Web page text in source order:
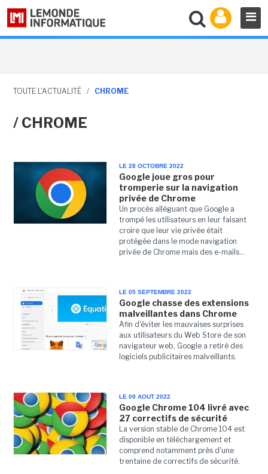
TOUTE L'ACTUALITÉ / CHROME
/ CHROME
LE 28 OCTOBRE 2022
Google joue gros pour
tromperie sur la navigation
privée de Chrome
Un procès alléguant que Google a
trompé les utilisateurs en leur faisant
croire que leur vie privée était
protégée dans le mode navigation
privée de Chrome mais des e-mails...
LE 05 SEPTEMBRE 2022
Google chasse des extensions
malveillantes dans Chrome
Afin d'éviter les mauvaises surprises
aux utilisateurs du Web Store de son
navigateur web, Google a retiré des
logiciels publicitaires malveillants.
LE 09 AOUT 2022
Google Chrome 104 livré avec
27 correctifs de sécurité
La version stable de Chrome 104 est
disponible en téléchargement et
comprend notamment près d'une
trentaine de correctifs de sécurité.